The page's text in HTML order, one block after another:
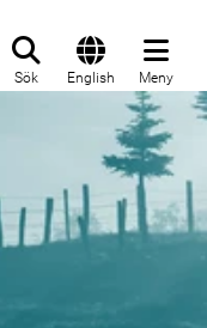
Sök English Meny